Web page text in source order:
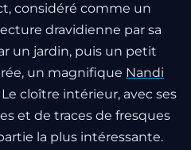
considéré comme un
dravidienne par sa
un jardin, puis un petit
un magnifique Nandi
cloître intérieur, avec ses
et de traces de fresques
la plus intéressante.